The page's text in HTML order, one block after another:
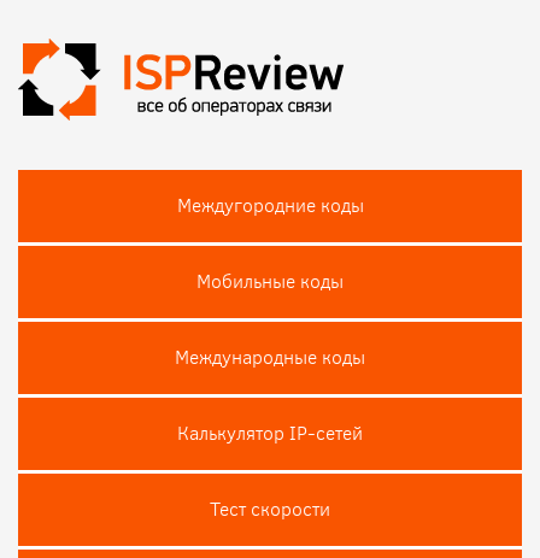
Междугородние коды
Мобильные коды
Международные коды
Калькулятор IP-сетей
Тест скороcти